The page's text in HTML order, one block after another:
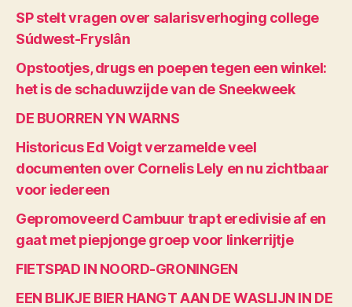
SP stelt vragen over salarisverhoging college
Súdwest-Fryslân
Opstootjes, drugs en poepen tegen een winkel:
het is de schaduwzijde van de Sneekweek
DE BUORREN YN WARNS
Historicus Ed Voigt verzamelde veel
documenten over Cornelis Lely en nu zichtbaar
voor iedereen
Gepromoveerd Cambuur trapt eredivisie af en
gaat met piepjonge groep voor linkerrijtje
FIETSPAD IN NOORD-GRONINGEN
EEN BLIKJE BIER HANGT AAN DE WASLIJN IN DE